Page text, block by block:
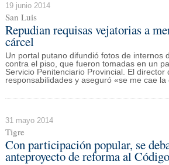
19 junio 2014
San Luis
Repudian requisas vejatorias a
cárcel
Un portal putano difundió fotos de internos
contra el piso, que fueron tomadas en un
Servicio Penitenciario Provincial. El director
responsabilidades y aseguró «se me cae la
31 mayo 2014
Tigre
Con participación popular, se
anteproyecto de reforma al